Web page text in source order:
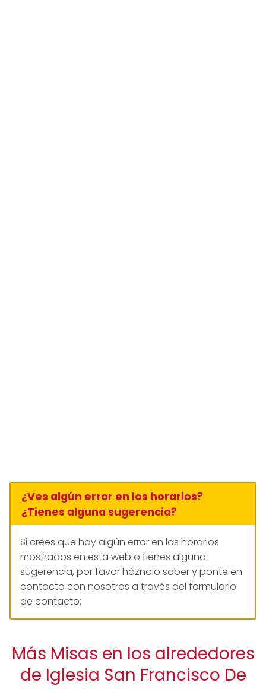
¿Ves algún error en los horarios?
¿Tienes alguna sugerencia?
Si crees que hay algún error en los horarios
mostrados en esta web o tienes alguna
sugerencia, por favor háznolo saber y ponte en
contacto con nosotros a través del formulario
de contacto:
Más Misas en los alrededores
de Iglesia San Francisco De